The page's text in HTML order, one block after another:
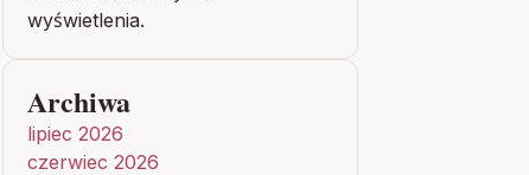
wyświetlenia.
Archiwa
lipiec 2026
czerwiec 2026